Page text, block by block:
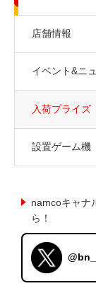
店舗情報
イベント&ニ
入荷プライズ
設置ゲーム機
namcoキャナ
ら！